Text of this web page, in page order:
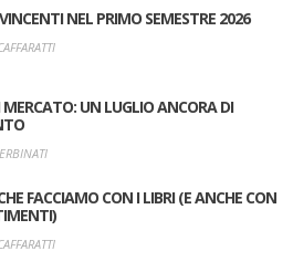
NEL PRIMO SEMESTRE 2026
UN LUGLIO ANCORA DI
FACCIAMO CON I LIBRI (E ANCHE CON